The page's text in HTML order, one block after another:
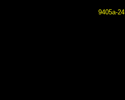
9405a-24